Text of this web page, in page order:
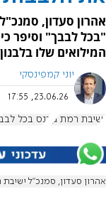
"בכל לבבך" וסיפר
המילואים שלו בלבנון
יוני קמפינסקי
23.06.26, 17:55
ישיבת רמת גן כנס בכל
אהרון סעדון, סמנכ"ל ישיבת רמת גן,